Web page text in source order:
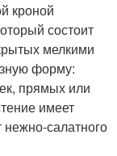
кроной
состоит
мелкими
форму:
прямых или
имеет
салатного